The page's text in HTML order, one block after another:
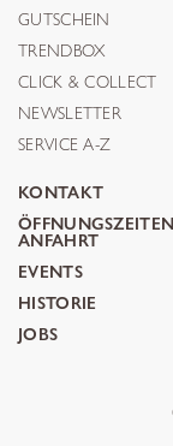
GUTSCHEIN
TRENDBOX
CLICK & COLLECT
NEWSLETTER
SERVICE A-Z
KONTAKT
ANFAHRT
EVENTS
HISTORIE
JOBS